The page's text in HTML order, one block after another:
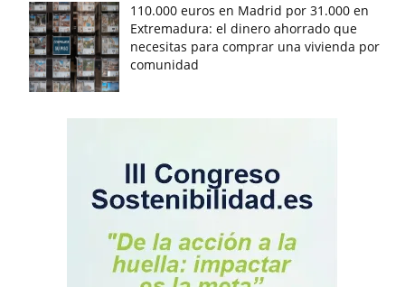
110.000 euros en Madrid por 31.000 en
Extremadura: el dinero ahorrado que
necesitas para comprar una vivienda por
comunidad